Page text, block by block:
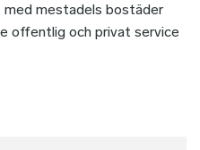
mestadels bostäder
offentlig och privat service